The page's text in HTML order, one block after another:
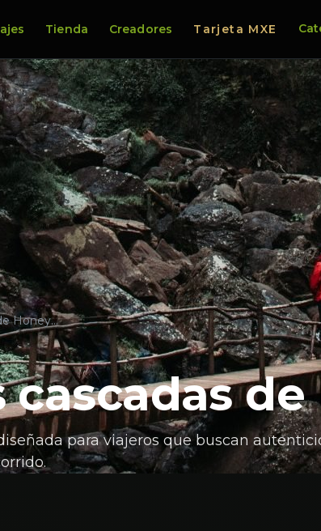
Tienda Creadores Tarjeta MXE
Honey…
cascadas
para viajeros que buscan